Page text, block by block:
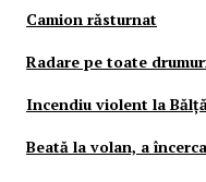
Camion răsturnat
Radare pe toate
Incendiu violent la
Beată la volan, a